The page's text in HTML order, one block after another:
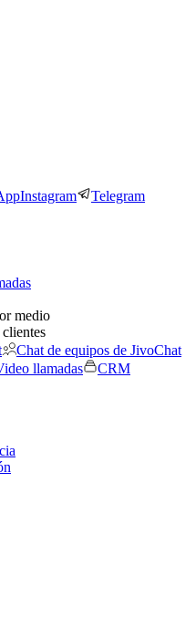
Instagram Telegram
medio
Chat de equipos de JivoChat
llamadas
CRM